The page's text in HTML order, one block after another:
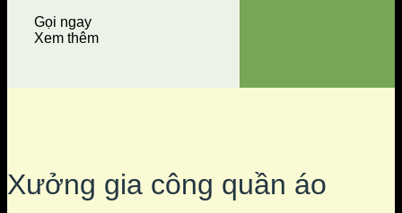
Gọi ngay
Xem thêm
Xưởng gia công quần áo